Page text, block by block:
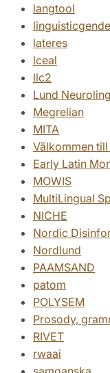
langtool
lateres
lceal
llc2
Lund
Megrelian
MITA
Välkommen
Early Latin
MOWIS
MultiLingual
NICHE
Nordic
Nordlund
PAAMSAND
patom
POLYSEM
Prosody,
RIVET
rwaai